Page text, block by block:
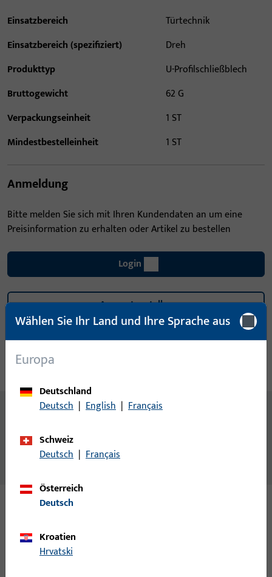
Einsatzbereich
Türtechnik
Einsatzbereich (spezifiziert)
Dreh
Produkttyp
U-Profilschließblech
Bruttogewicht
62 G
Verpackungseinheit
1 ST
Mindestbestelleinheit
1 ST
Anmeldung
Bitte melden Sie sich mit Ihren Kundendaten an um eine
Preisinformation zu erhalten oder Artikel zu bestellen
Login
Account erstellen
Technische Daten
Inhalt
BLECH 2828, 28 MM LOCHL.,8 MM BL.L., NICHTROSTENDER
STAHL + WEISS, LOCHL.ECKIG/10MM RADIUS, PRAEGUNG:
NEUTRAL, 1 TOUR, 7,0 MM SCHRAUBLOCHABSTAND
Zu diesem Produkt gibt es folgende Varianten:
Wählen Sie Ihr Land und Ihre Sprache aus
Europa
Deutschland
Deutsch | English | Français
Schweiz
Deutsch | Français
Österreich
Deutsch
Kroatien
Hrvatski